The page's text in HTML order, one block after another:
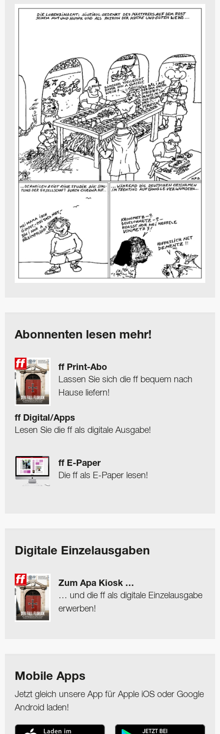
Abonnenten lesen mehr!
ff Print-Abo
Lassen Sie sich die ff bequem nach
Hause liefern!
ff Digital/Apps
Lesen Sie die ff als digitale Ausgabe!
ff E-Paper
Die ff als E-Paper lesen!
Digitale Einzelausgaben
Zum Apa Kiosk …
… und die ff als digitale Einzelausgabe
erwerben!
Mobile Apps
Jetzt gleich unsere App für Apple iOS oder Google
Android laden!